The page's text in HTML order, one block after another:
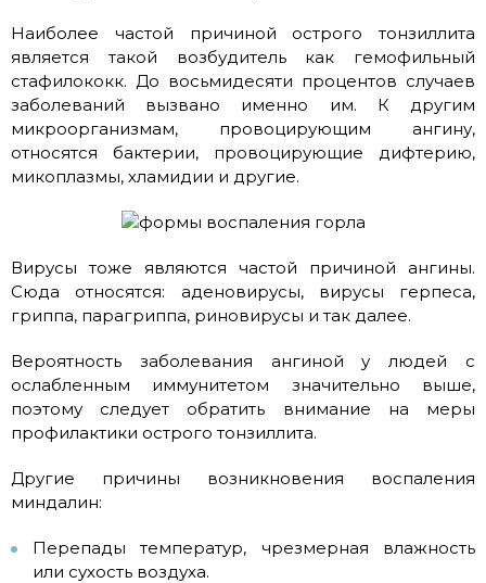
Наиболее частой причиной острого тонзиллита
является такой возбудитель как гемофильный
стафилококк. До восьмидесяти процентов случаев
заболеваний вызвано именно им. К другим
микроорганизмам, провоцирующим ангину,
относятся бактерии, провоцирующие дифтерию,
микоплазмы, хламидии и другие.
Вирусы тоже являются частой причиной ангины.
Сюда относятся: аденовирусы, вирусы герпеса,
гриппа, парагриппа, риновирусы и так далее.
Вероятность заболевания ангиной у людей с
ослабленным иммунитетом значительно выше,
поэтому следует обратить внимание на меры
профилактики острого тонзиллита.
Другие причины возникновения воспаления
миндалин:
Перепады температур, чрезмерная влажность
или сухость воздуха.